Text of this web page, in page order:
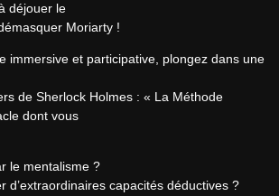
déjouer le
Moriarty !
immersive et participative, plongez dans une
de Sherlock Holmes : « La Méthode
dont vous
le mentalisme ?
d’extraordinaires capacités déductives ?